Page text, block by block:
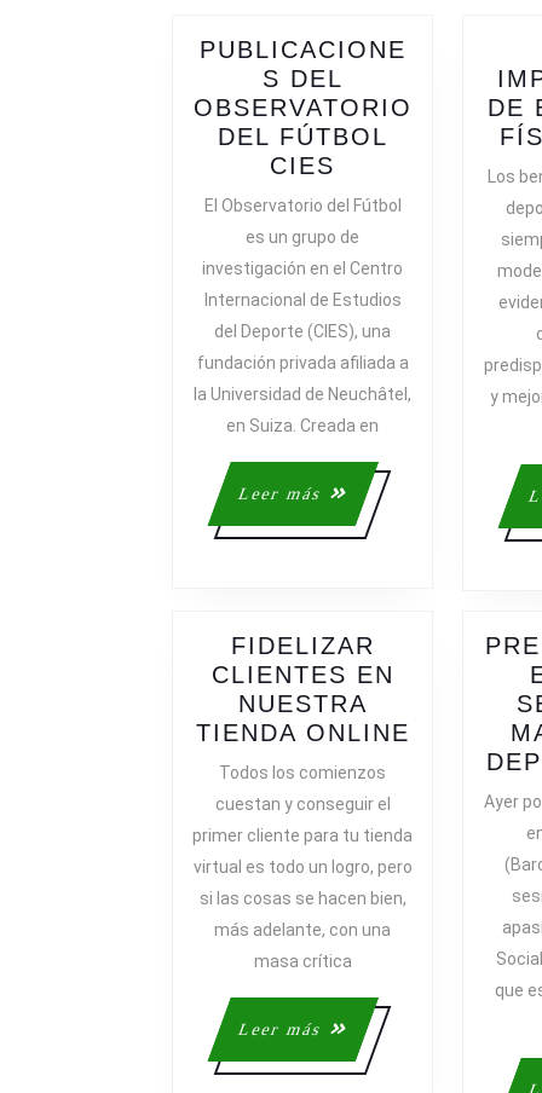
PUBLICACIONE
S DEL
OBSERVATORIO
DEL FÚTBOL
CIES
DEL
DEL
FÚTBOL
CIES
El Observatorio del Fútbol
es un grupo de
investigación en el Centro
Internacional de Estudios
del Deporte (CIES), una
fundación privada afiliada a
la Universidad de Neuchâtel,
en Suiza. Creada en
Leer más
Leer
más
DE
Los
y
FIDELIZAR
CLIENTES EN
NUESTRA
TIENDA ONLINE
NUESTRA
TIENDA
ONLINE
Todos los comienzos
cuestan y conseguir el
primer cliente para tu tienda
virtual es todo un logro, pero
si las cosas se hacen bien,
más adelante, con una
masa crítica
Leer más
Leer
más
Ayer
que